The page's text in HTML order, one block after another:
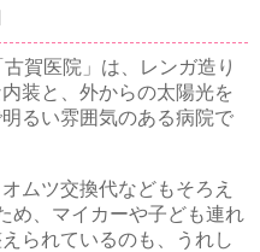
賀医院」は、レンガ造り
装と、外からの太陽光を
るい雰囲気のある病院で
ムツ交換代などもそろえ
め、マイカーや子ども連れ
られているのも、うれし